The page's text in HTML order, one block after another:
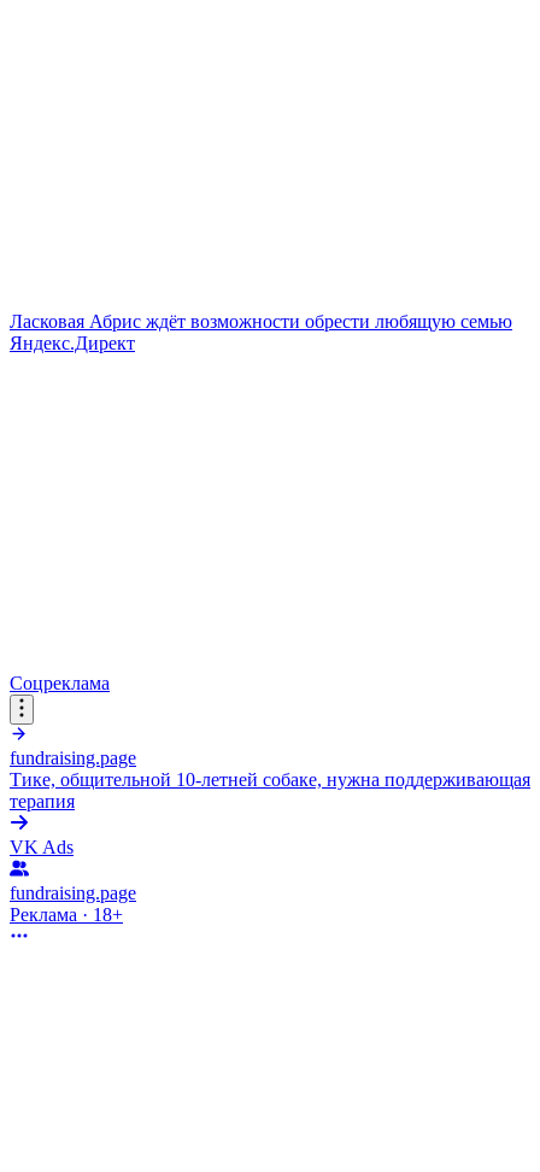
Ласковая Абрис ждёт возможности обрести любящую семью
Яндекс.Директ
Соцреклама
fundraising.page
Тике, общительной 10-летней собаке, нужна поддерживающая
терапия
VK Ads
fundraising.page
Реклама · 18+